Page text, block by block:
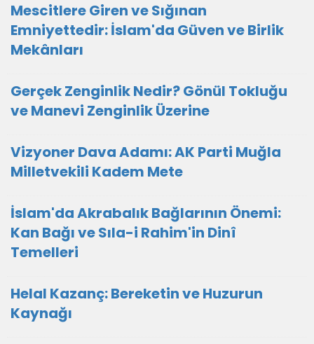
Mescitlere Giren ve Sığınan
Emniyettedir: İslam'da Güven ve Birlik
Mekânları
Gerçek Zenginlik Nedir? Gönül Tokluğu
ve Manevi Zenginlik Üzerine
Vizyoner Dava Adamı: AK Parti Muğla
Milletvekili Kadem Mete
İslam'da Akrabalık Bağlarının Önemi:
Kan Bağı ve Sıla-i Rahim'in Dinî
Temelleri
Helal Kazanç: Bereketin ve Huzurun
Kaynağı